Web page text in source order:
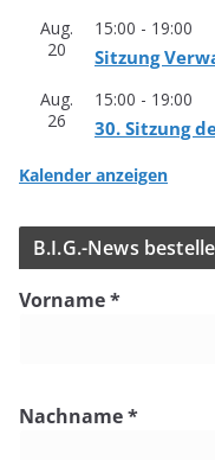
Aug.
20
15:00 - 19:00
Sit­zung
Aug.
26
15:00 - 19:00
30. Sit­zung
Kalender anzeigen
B.I.G.-News
Vorname*
Nachname*